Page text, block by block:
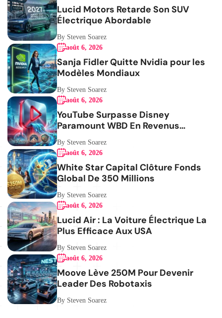
Lucid Motors Retarde Son SUV
Électrique Abordable
By Steven Soarez
août 6, 2026
Sanja Fidler Quitte Nvidia pour les
Modèles Mondiaux
By Steven Soarez
août 6, 2026
YouTube Surpasse Disney
Paramount WBD En Revenus
Publicitaires
By Steven Soarez
août 6, 2026
White Star Capital Clôture Fonds
Global De 350 Millions
By Steven Soarez
août 6, 2026
Lucid Air : La Voiture Électrique La
Plus Efficace Aux USA
By Steven Soarez
août 6, 2026
Moove Lève 250M Pour Devenir
Leader Des Robotaxis
By Steven Soarez